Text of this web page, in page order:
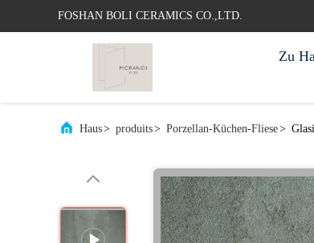
FOSHAN BOLI CERAMICS CO.,LTD.
Zu
Haus> produits> Porzellan-Küchen-Fliese>